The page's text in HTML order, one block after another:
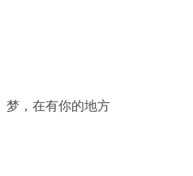
梦，在有你的地方